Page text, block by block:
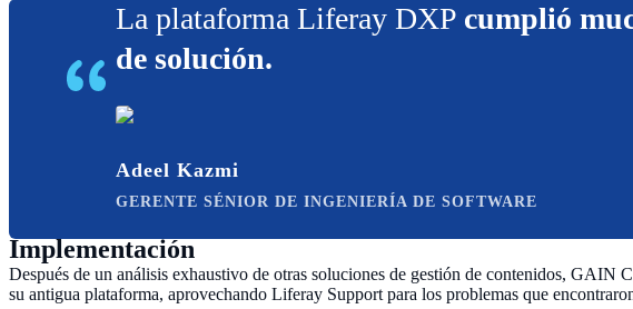
La plataforma Liferay DXP cumplió
de solución.
Adeel Kazmi
GERENTE SÉNIOR DE INGENIERÍA DE SOFTWARE
Implementación
Después de un análisis exhaustivo de otras soluciones de gestión de contenidos,
su antigua plataforma, aprovechando Liferay Support para los problemas que